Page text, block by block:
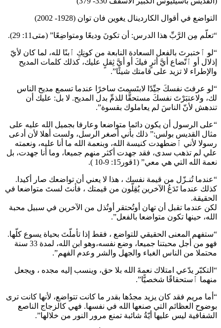
التواضع في أقوال الكاردينال يغوين فان توان (1928- 2002)
“تعلّم مِن الرَّبِّ هذا الدرس: أن تكونَ وديعًا ومتواضِعًا” (متى11: 29).
“لو ٱختبرتَ بالفعل السعادة النابعة من كونِكِ ٱبنًا لله، لما كان لأيّ
إذلال أو ٱتّضاع أيَّ أثرٍ فيكَ أو أيَّ ثِقلٍ عليك، كذلك كلمات المديح
والإطراء لا تزيد على قامتك شيئًا”.
“لو عرفتَ نفسكَ جيِّدًا لابتَسمتَ ساخرًا عندما تسمع مديح الناس
لك، ولاعتبَرْتَ نفسكَ مستحقًّا للذمِّ بدل المديح. لا بل: عليك أن
تندهش لأنّ الناسَ لم يعاملوك بقسوة”.
“على الرسول أن يكون دائما متواضعا وعارفا بجميل الله عليه على
مثال القديس بولس:” ذلك بأني أصغر الرسل، ولست أهلا لأن أدعى
رسولا لأني ٱضطهدت كنيسة الله، وبنعمة الله ما أنا عليه، ونعمته
علي لم تذهب سدى، فقد جهدت أكثر منهم جميعا، وما أنا جهدت، بل
نعمة الله التي هي معي” (1قور15: 9-10 ).
“عندما تُنـزّل من قيمة نفسك ، هذا لا يعني أن تواضعك صار أكيدا.
كذلك عندما تَدَعُ الآخرين يُقِلّون من قيمتك ، فأنتَ لستَ متواضعا في
الحقيقة.
لكن عندما تقبل أن تهان أوتُحتقر أوتُذل من الآخرين في سبيل محبة
الله، حينها تكون متواضعا بالفعل”.
“ستفهم المعنى الحقيقي للتواضع ، فقط إذا تأملّتَ بحياة يسوع كلّها.
فهو من أجل محبتنا جميعا، وضع نفسه،وهو ابن الله، لمدة 33 سنة
محتملا من الناس الغباء والجهل والشر وعدم الفهم”.
“التكبّر يدّعي امتلاك نعمةَ الله بلا حق، وينسب إليه مجده ، ويجعل
منهما ٱستحقاقًا شخصيًّا”.
“أما مريم فقد كان يزيد مجدُها بقدر ما كانت تتواضع، لأنها كانت ترى
بوضوح العظائم التي صنعها الله في نفسها. فهي كالزجاج الناصع
الشفافية ليس عليها أيّةُ شائبة تمنع مرور النور من خلالها”.